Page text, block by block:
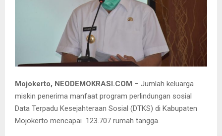
: Bupati Pungkasiadi saat membuka pelaksanaan verifikasi dan
validasi basis data terpadu (BDT) Kabupaten Mojokerto tahun
2020.
Mojokerto, NEODEMOKRASI.COM – Jumlah keluarga
miskin penerima manfaat program perlindungan sosial
Data Terpadu Kesejahteraan Sosial (DTKS) di Kabupaten
Mojokerto mencapai 123.707 rumah tangga.